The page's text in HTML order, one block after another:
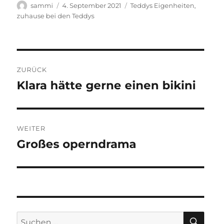
Autor
sammi
Veröffentlicht
am
4. September 2021 Kategorien
Teddys Eigenheiten,
zuhause bei den Teddys
ZURÜCK
Vorheriger
Klara hätte gerne einen bikini
WEITER
Nächster
Großes operndrama
Suchen